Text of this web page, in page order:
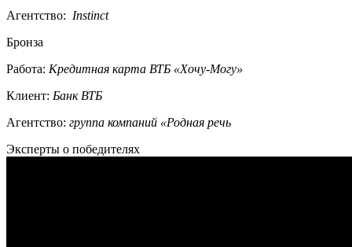
Агентство: Instinct
Бронза
Работа: Кредитная карта ВТБ «Хочу-Могу»
Клиент: Банк ВТБ
Агентство: группа компаний «Родная речь
Эксперты о победителях